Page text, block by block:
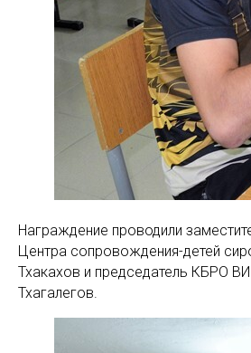
Награждение проводили
Центра сопровождения-детей
Тхакахов и председатель КБРО
Тхагалегов.